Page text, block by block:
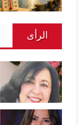
الرأى